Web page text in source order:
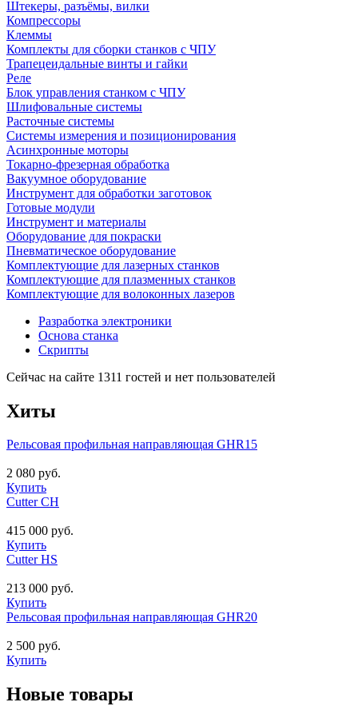
Штекеры, разъёмы, вилки
Компрессоры
Клеммы
Комплекты для сборки станков с ЧПУ
Трапецеидальные винты и гайки
Реле
Блок управления станком с ЧПУ
Шлифовальные системы
Расточные системы
Системы измерения и позиционирования
Асинхронные моторы
Токарно-фрезерная обработка
Вакуумное оборудование
Инструмент для обработки заготовок
Готовые модули
Инструмент и материалы
Оборудование для покраски
Пневматическое оборудование
Комплектующие для лазерных станков
Комплектующие для плазменных станков
Комплектующие для волоконных лазеров
Разработка электроники
Основа станка
Скрипты
Сейчас на сайте 1311 гостей и нет пользователей
Хиты
Рельсовая профильная направляющая GHR15
2 080 руб.
Купить
Cutter CH
415 000 руб.
Купить
Cutter HS
213 000 руб.
Купить
Рельсовая профильная направляющая GHR20
2 500 руб.
Купить
Новые товары